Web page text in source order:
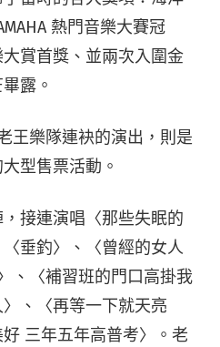
熱門音樂大賽冠
賞首獎、並兩次入圍金
露。
王樂隊連袂的演出，則是
型售票活動。
接連演唱〈那些失眠的
垂釣〉、〈曾經的女人
、〈補習班的門口高掛我
、〈再等一下就天亮
三年五年高普考〉。老